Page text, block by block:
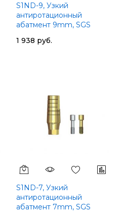
S1ND-9, Узкий
антиротационный
абатмент 9mm, SGS
1 938 руб.
S1ND-7, Узкий
антиротационный
абатмент 7mm, SGS